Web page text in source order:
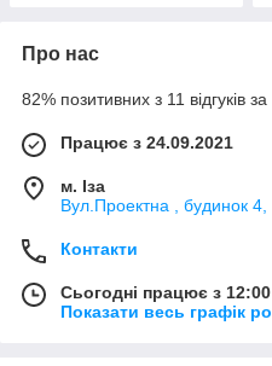
Про нас
82% позитивних з 11 відгуків за
Працює з 24.09.2021
м. Іза
Вул.Проектна , будинок 4,
Контакти
Сьогодні працює з
Показати весь графік